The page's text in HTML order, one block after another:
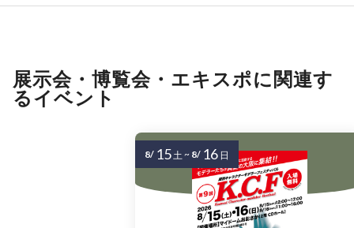
展示会・博覧会・エキスポに関連す
るイベント
8/ 15土~ 8/ 16 日